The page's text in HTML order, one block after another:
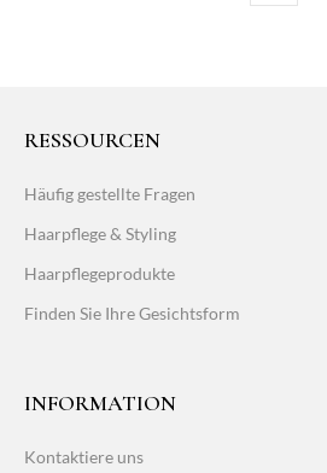
RESSOURCEN
Häufig gestellte Fragen
Haarpflege & Styling
Haarpflegeprodukte
Finden Sie Ihre Gesichtsform
INFORMATION
Kontaktiere uns